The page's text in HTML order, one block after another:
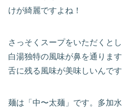
けが綺麗ですよね！
さっそくスープをいただくとし
白湯独特の風味が鼻を通ります
舌に残る風味が美味しいんで
麺は「中〜太麺」です。多加